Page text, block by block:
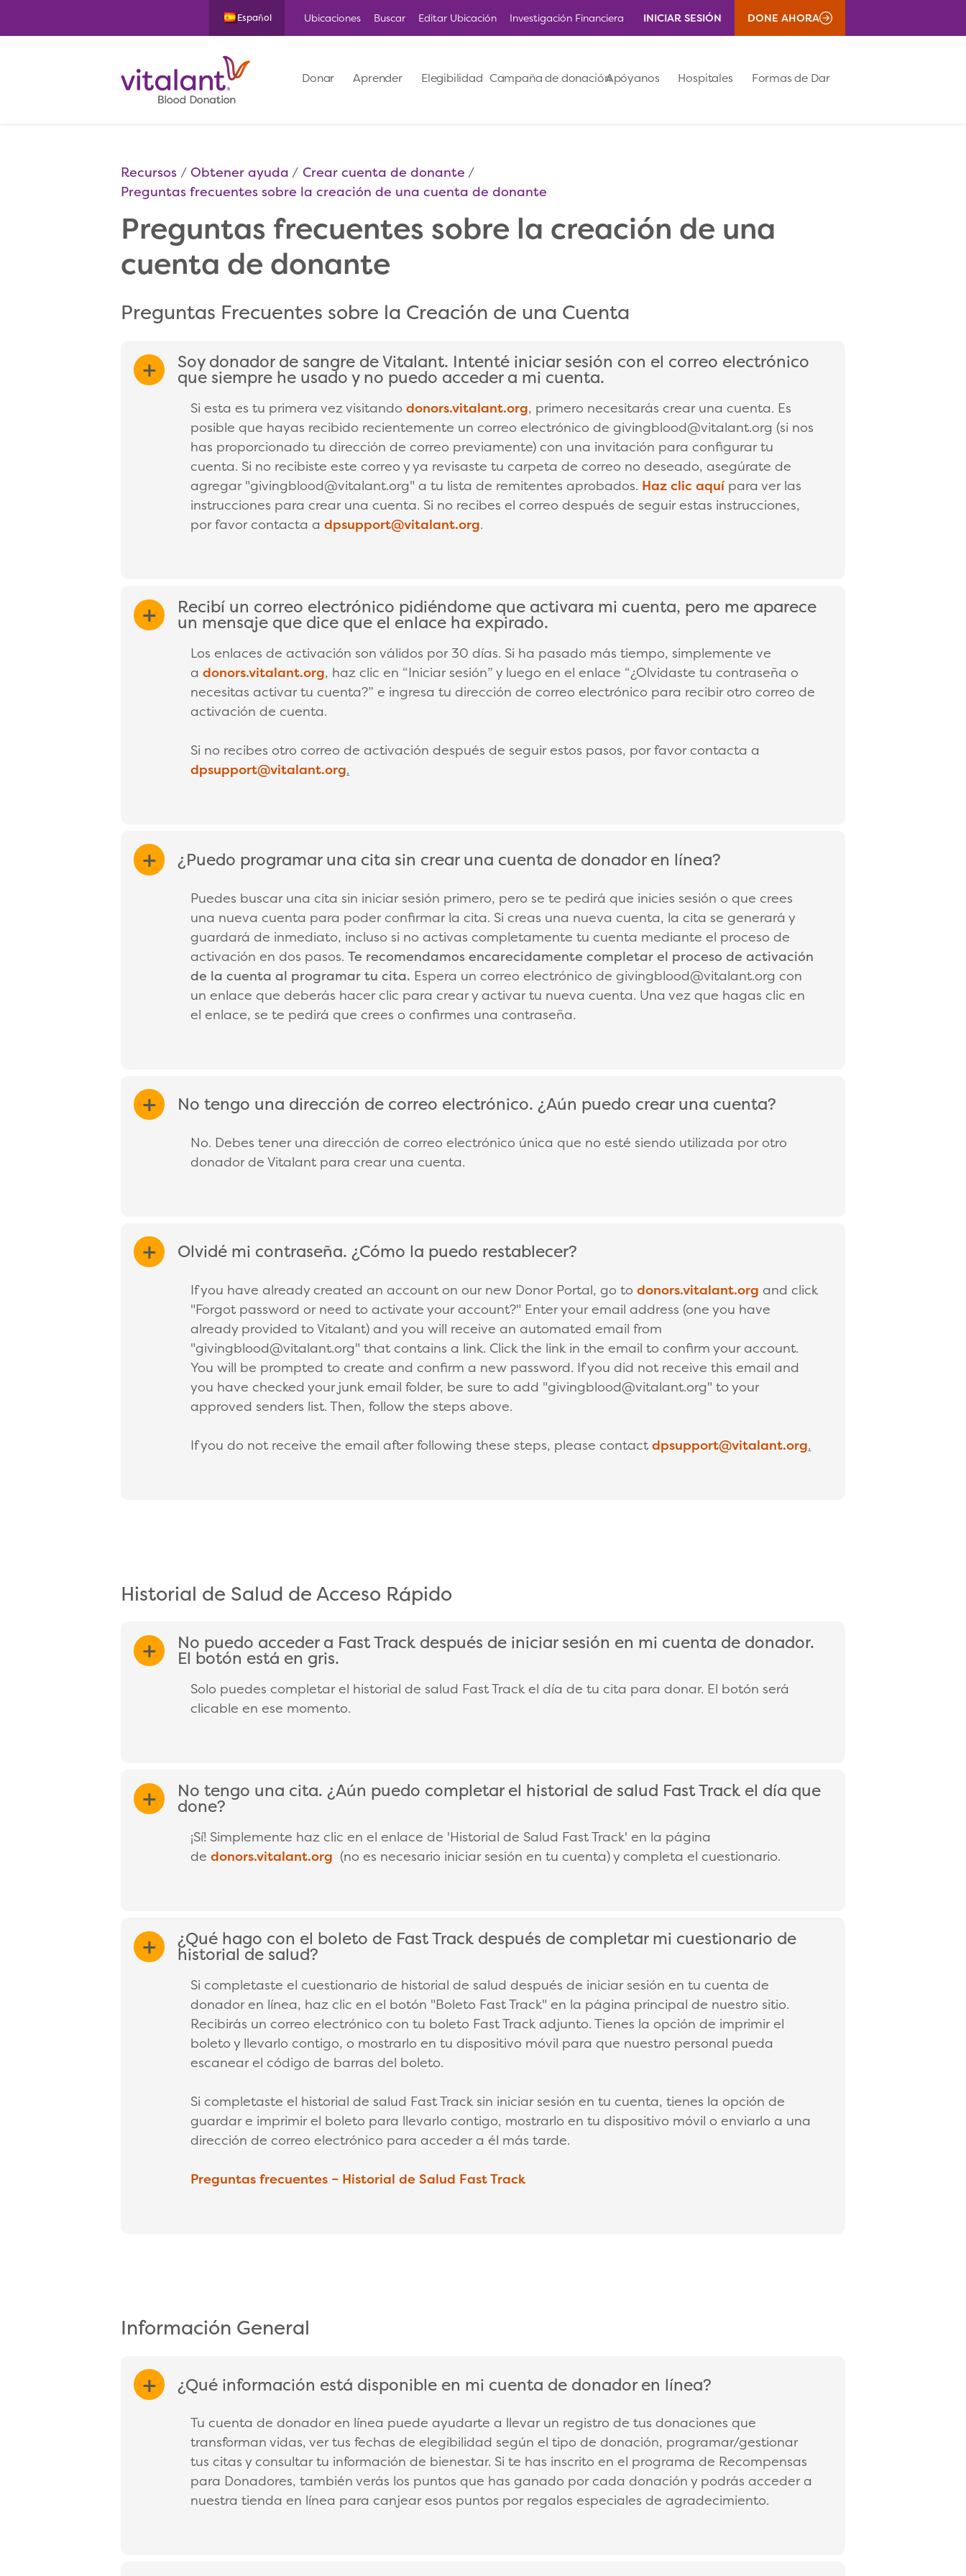
Español Ubicaciones Buscar Editar Ubicación Investigación Financiera INICIAR SESIÓN DONE AHORA
Donar Aprender Elegibilidad Campaña de donaciónApóyanos Hospitales Formas de Dar
Recursos Obtener ayuda
Crear cuenta de donante
Preguntas frecuentes sobre la creación de una cuenta de donante
Preguntas frecuentes sobre la creación de una
cuenta de donante
Preguntas Frecuentes sobre la Creación de una Cuenta
Soy donador de sangre de Vitalant. Intenté iniciar sesión con el correo electrónico
que siempre he usado y no puedo acceder a mi cuenta.
EXPAND/COLLAPSE
Si esta es tu primera vez visitandodonors.vitalant.org, primero necesitarás crear una cuenta. Es
posible que hayas recibido recientemente un correo electrónico de givingblood@vitalant.org (si nos
has proporcionado tu dirección de correo previamente) con una invitación para configurar tu
cuenta. Si no recibiste este correo y ya revisaste tu carpeta de correo no deseado, asegúrate de
agregar "givingblood@vitalant.org" a tu lista de remitentes aprobados. Haz clic aquí para ver las
instrucciones para crear una cuenta. Si no recibes el correo después de seguir estas instrucciones,
por favor contacta adpsupport@vitalant.org.
Recibí un correo electrónico pidiéndome que activara mi cuenta, pero me aparece
un mensaje que dice que el enlace ha expirado.
EXPAND/COLLAPSE
Los enlaces de activación son válidos por 30 días. Si ha pasado más tiempo, simplemente ve
adonors.vitalant.org, haz clic en “Iniciar sesión” y luego en el enlace “¿Olvidaste tu contraseña o
necesitas activar tu cuenta?” e ingresa tu dirección de correo electrónico para recibir otro correo de
activación de cuenta.
Si no recibes otro correo de activación después de seguir estos pasos, por favor contacta a
dpsupport@vitalant.org.
¿Puedo programar una cita sin crear una cuenta de donador en línea?
EXPAND/COLLAPSE
Puedes buscar una cita sin iniciar sesión primero, pero se te pedirá que inicies sesión o que crees
una nueva cuenta para poder confirmar la cita. Si creas una nueva cuenta, la cita se generará y
guardará de inmediato, incluso si no activas completamente tu cuenta mediante el proceso de
activación en dos pasos.Te recomendamos encarecidamente completar el proceso de activación
de la cuenta al programar tu cita. Espera un correo electrónico de givingblood@vitalant.org con
un enlace que deberás hacer clic para crear y activar tu nueva cuenta. Una vez que hagas clic en
el enlace, se te pedirá que crees o confirmes una contraseña.
No tengo una dirección de correo electrónico. ¿Aún puedo crear una cuenta?
EXPAND/COLLAPSE
No. Debes tener una dirección de correo electrónico única que no esté siendo utilizada por otro
donador de Vitalant para crear una cuenta.
Olvidé mi contraseña. ¿Cómo la puedo restablecer?
EXPAND/COLLAPSE
If you have already created an account on our new Donor Portal, go todonors.vitalant.org and click
"Forgot password or need to activate your account?" Enter your email address (one you have
already provided to Vitalant) and you will receive an automated email from
"givingblood@vitalant.org" that contains a link. Click the link in the email to confirm your account.
You will be prompted to create and confirm a new password. If you did not receive this email and
you have checked your junk email folder, be sure to add "givingblood@vitalant.org" to your
approved senders list. Then, follow the steps above.
If you do not receive the email after following these steps, please contactdpsupport@vitalant.org.
Historial de Salud de Acceso Rápido
No puedo acceder a Fast Track después de iniciar sesión en mi cuenta de donador.
El botón está en gris.
EXPAND/COLLAPSE
Solo puedes completar el historial de salud Fast Track el día de tu cita para donar. El botón será
clicable en ese momento.
No tengo una cita. ¿Aún puedo completar el historial de salud Fast Track el día que
done?
EXPAND/COLLAPSE
¡Sí! Simplemente haz clic en el enlace de 'Historial de Salud Fast Track' en la página
dedonors.vitalant.org (no es necesario iniciar sesión en tu cuenta) y completa el cuestionario.
¿Qué hago con el boleto de Fast Track después de completar mi cuestionario de
historial de salud?
EXPAND/COLLAPSE
Si completaste el cuestionario de historial de salud después de iniciar sesión en tu cuenta de
donador en línea, haz clic en el botón "Boleto Fast Track" en la página principal de nuestro sitio.
Recibirás un correo electrónico con tu boleto Fast Track adjunto. Tienes la opción de imprimir el
boleto y llevarlo contigo, o mostrarlo en tu dispositivo móvil para que nuestro personal pueda
escanear el código de barras del boleto.
Si completaste el historial de salud Fast Track sin iniciar sesión en tu cuenta, tienes la opción de
guardar e imprimir el boleto para llevarlo contigo, mostrarlo en tu dispositivo móvil o enviarlo a una
dirección de correo electrónico para acceder a él más tarde.
Preguntas frecuentes – Historial de Salud Fast Track
Información General
¿Qué información está disponible en mi cuenta de donador en línea?
EXPAND/COLLAPSE
Tu cuenta de donador en línea puede ayudarte a llevar un registro de tus donaciones que
transforman vidas, ver tus fechas de elegibilidad según el tipo de donación, programar/gestionar
tus citas y consultar tu información de bienestar. Si te has inscrito en el programa de Recompensas
para Donadores, también verás los puntos que has ganado por cada donación y podrás acceder a
nuestra tienda en línea para canjear esos puntos por regalos especiales de agradecimiento.